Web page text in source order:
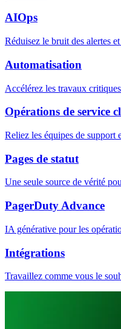
AIOps
Réduisez le bruit des alertes
Automatisation
Accélérez les travaux
Opérations de service
Reliez les équipes de support
Pages de statut
Une seule source de vérité
PagerDuty Advance
IA générative pour les
Intégrations
Travaillez comme vous le